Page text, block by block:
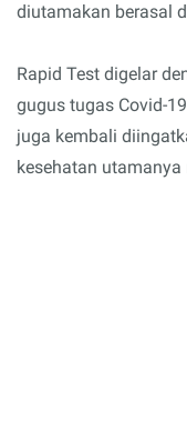
diutamakan berasal
Rapid Test digelar
gugus tugas Covid-
juga kembali
kesehatan